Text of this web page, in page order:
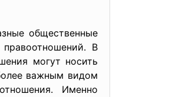
общественные
В
могут носить
важным видом
Именно